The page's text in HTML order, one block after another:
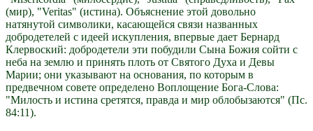
(мир), "Veritas" (истина). Объяснение этой довольно
натянутой символики, касающейся связи названных
добродетелей с идеей искупления, впервые дает Бернард
Клервоский: добродетели эти побудили Сына Божия сойти с
неба на землю и принять плоть от Святого Духа и Девы
Марии; они указывают на основания, по которым в
предвечном совете определено Воплощение Бога-Слова:
"Милость и истина сретятся, правда и мир облобызаются" (Пс.
84:11).